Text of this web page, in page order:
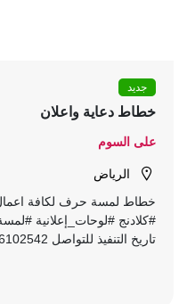
جديد
خطاط دعاية واعلان
على السوم
الرياض
خطاط لمسة حرف لكافة
تاريخ التنفيذ للتواصل 0506102542 0511531308 نتشرف...